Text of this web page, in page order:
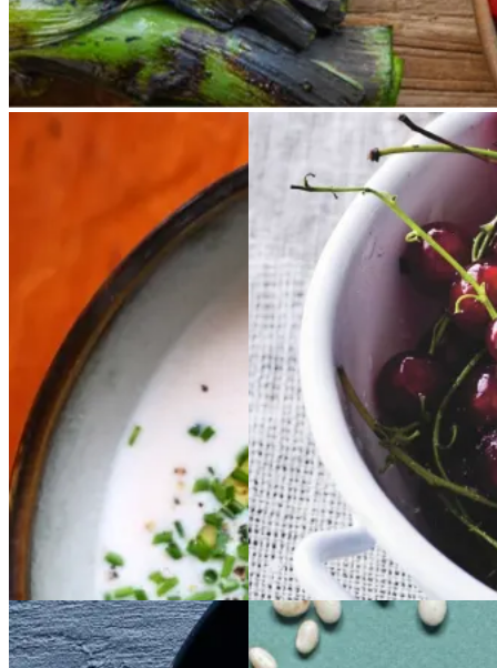
Kold hvid
bønnesuppe
bønnesu
Gem opskrift
Rysteribs Rysteribs
Gem opskrift
Dessert
Dansk mad
Sommermad